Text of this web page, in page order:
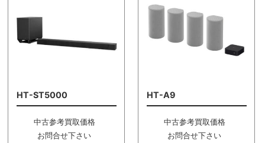
HT-ST5000
中古参考買取価格
お問合せ下さい
HT-A9
中古参考買取価格
お問合せ下さい